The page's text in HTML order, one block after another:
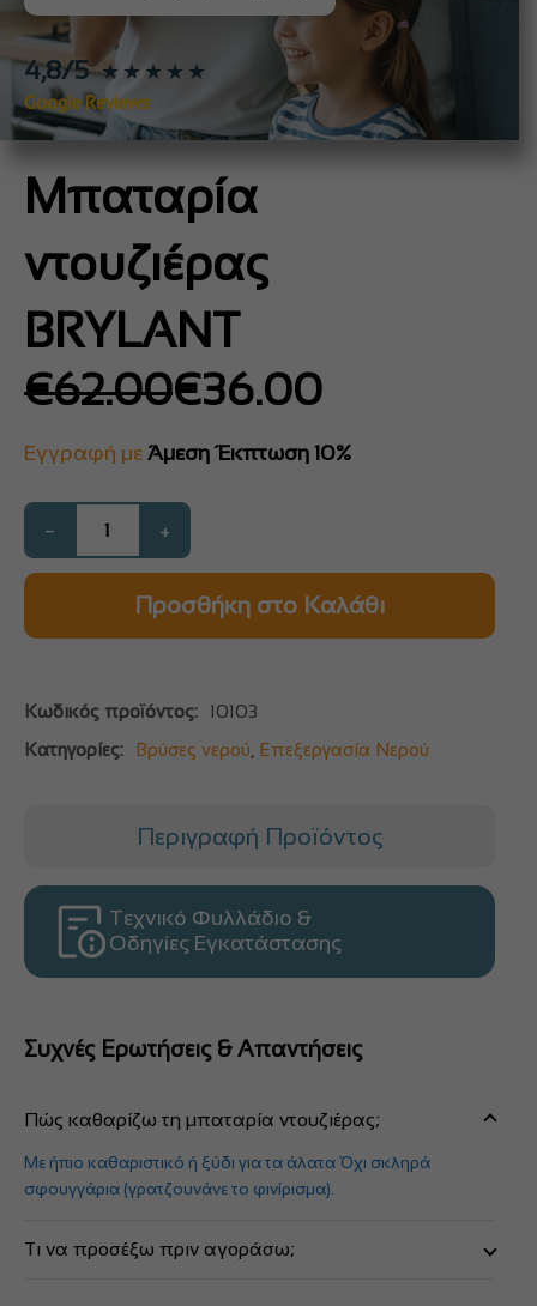
4,8/5 ★★★★★
Google Reviews
Μπαταρία
ντουζιέρας
BRYLANT
€62.00
Original
price
was:
€62.00.
€36.00
Η
τρέχουσα
τιμή
είναι:
€36.00.
Εγγραφή με Άμεση Έκπτωση 10%
− +
Προσθήκη στο Καλάθι
Κωδικός προϊόντος:
10103
Κατηγορίες:
Βρύσες νερού Επεξεργασία Νερού
Περιγραφή Προϊόντος
Τεχνικό Φυλλάδιο &
Οδηγίες Εγκατάστασης
Συχνές Ερωτήσεις & Απαντήσεις
Πώς καθαρίζω τη μπαταρία ντουζιέρας;
Με ήπιο καθαριστικό ή ξύδι για τα άλατα Όχι σκληρά
σφουγγάρια (γρατζουνάνε το φινίρισμα).
Τι να προσέξω πριν αγοράσω;